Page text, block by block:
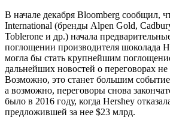
В начале декабря Bloomberg сообщил,
International (бренды Alpen Gold,
Toblerone и др.) начала
поглощении производителя шоколада
могла бы стать крупнейшим
дальнейших новостей о переговорах не
Возможно, это станет большим
а возможно, переговоры снова
было в 2016 году, когда Hershey
предложившей за нее $23 млрд.